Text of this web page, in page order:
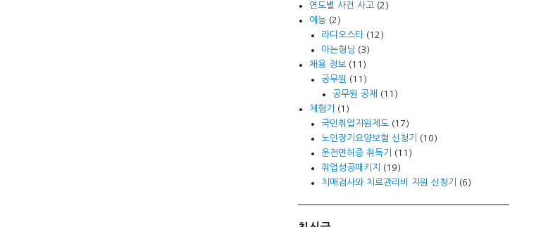
연도별 사건 사고 (2)
예능 (2)
라디오스타(12)
아는형님 (3)
채용 정보 (11)
공무원
(11)
공무원 공채 (11)
체험기
(1)
국민취업지원제도(17)
노인장기요양보험 신청기
(10)
운전면허증 취득기
(11)
취업성공패키지
(19)
치매검사와 치료관리비 지원 신청기
(6)